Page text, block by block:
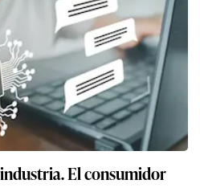
El consumidor